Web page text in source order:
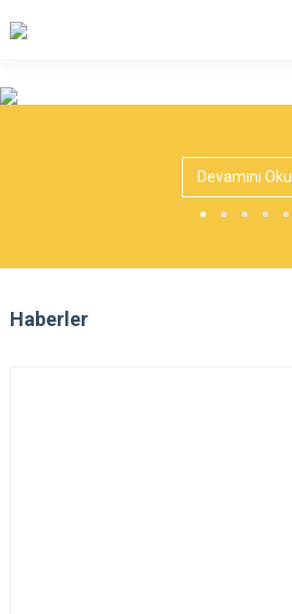
Sivaslı
Ulubey
Devamını Oku
Haberler